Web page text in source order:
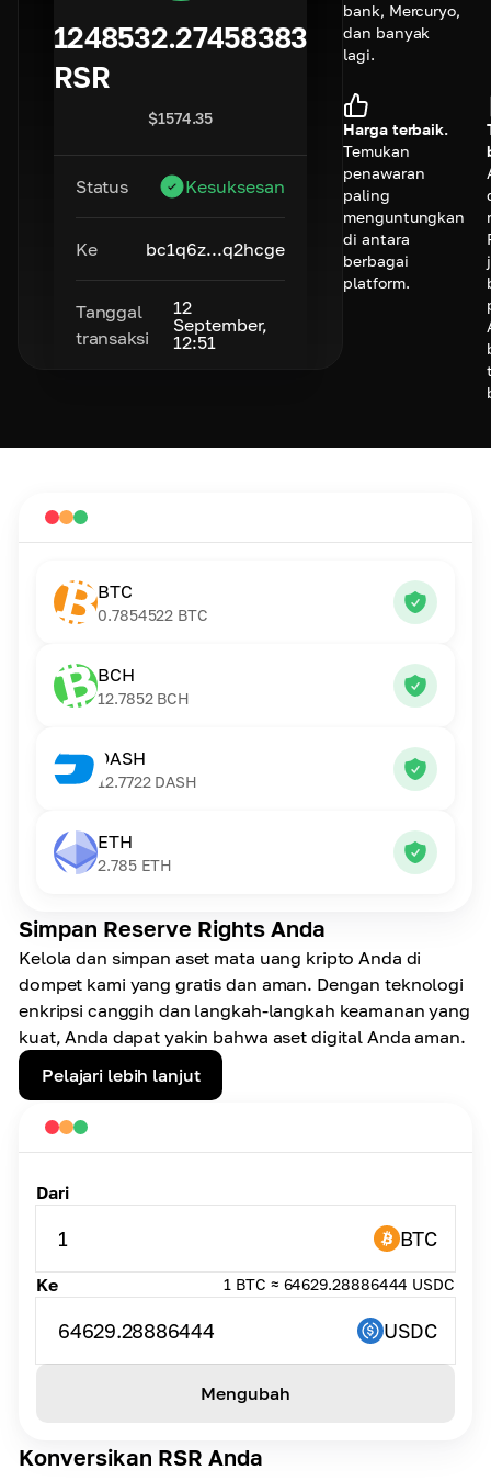
1248532.27458383
RSR
$1574.35
Status Kesuksesan
Ke bc1q6z...q2hcge
Tanggal
transaksi
12
September,
12:51
bank, Mercuryo,
dan banyak
lagi.
Harga terbaik.
Temukan
penawaran
paling
menguntungkan
di antara
berbagai
platform.
Simpan Reserve Rights Anda
Kelola dan simpan aset mata uang kripto Anda di
dompet kami yang gratis dan aman. Dengan teknologi
enkripsi canggih dan langkah-langkah keamanan yang
kuat, Anda dapat yakin bahwa aset digital Anda aman.
Pelajari lebih lanjut
BTC
0.7854522 BTC
BCH
12.7852 BCH
DASH
12.7722 DASH
ETH
2.785 ETH
Konversikan RSR Anda
Dari
1 BTC
Ke 1 BTC ≈ 64629.28886444 USDC
64629.28886444 USDC
Mengubah